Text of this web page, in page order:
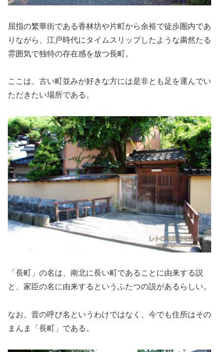
屈指の繁華街である香林坊や片町から余裕で徒歩圏内であ
りながら、江戸時代にタイムスリップしたような粛然たる
雰囲気で独特の存在感を放つ長町。
ここは、古い町並みが好きな方には是非とも足を運んでい
ただきたい場所である。
「長町」の名は、南北に長い町であることに由来する説
と、家臣の名に由来するというふたつの説があるらしい。
なお、昔の呼び名というわけではなく、今でも住所はその
まんま「長町」である。